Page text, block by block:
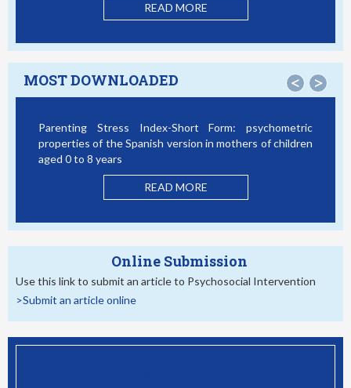
READ MORE
MOST DOWNLOADED < >
Parenting Stress Index-Short Form: psychometric
properties of the Spanish version in mothers of children
aged 0 to 8 years
READ MORE
Online Submission
Use this link to submit an article to Psychosocial Intervention
>Submit an article online